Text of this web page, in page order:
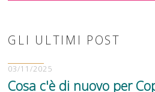
GLI ULTIMI POST
03/11/2025
Cosa c'è di nuovo per